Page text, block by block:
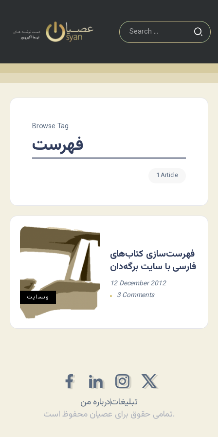
Browse Tag
فهرست
1 Article
وبسایت
فهرست‌سازی کتاب‌های
فارسی با سایت برگه‌دان
12 December 2012
3 Comments
درباره منتبلیغات
تمامی حقوق برای عصیان محفوظ است.